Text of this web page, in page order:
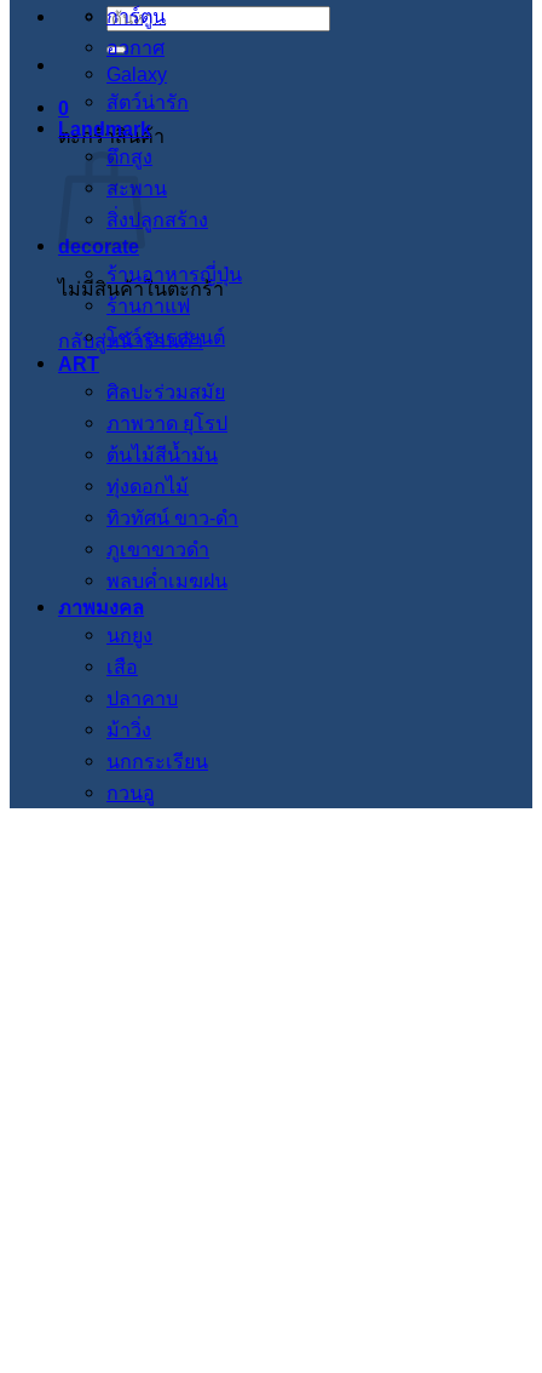
ค้นหา:
0
ตะกร้าสินค้า
ไม่มีสินค้าในตะกร้า
กลับสู่หน้าร้านค้า
การ์ตูน
อวกาศ
Galaxy
สัตว์น่ารัก
Landmark
ตึกสูง
สะพาน
สิ่งปลูกสร้าง
decorate
ร้านอาหารญี่ปุ่น
ร้านกาแฟ
โชว์รูมรถยนต์
ART
ศิลปะร่วมสมัย
ภาพวาด ยุโรป
ต้นไม้สีน้ำมัน
ทุ่งดอกไม้
ทิวทัศน์ ขาว-ดำ
ภูเขาขาวดำ
พลบค่ำเมฆฝน
ภาพมงคล
นกยูง
เสือ
ปลาคาบ
ม้าวิ่ง
นกกระเรียน
กวนอู